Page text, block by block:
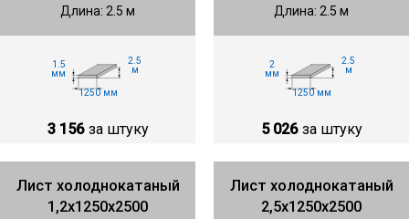
Длина: 2.5 м
1.5
мм
2.5
м
1250 мм
3 156 за штуку
Длина: 2.5 м
2
мм
2.5
м
1250 мм
5 026 за штуку
Лист холоднокатаный
1,2х1250х2500
Лист холоднокатаный
2,5х1250х2500